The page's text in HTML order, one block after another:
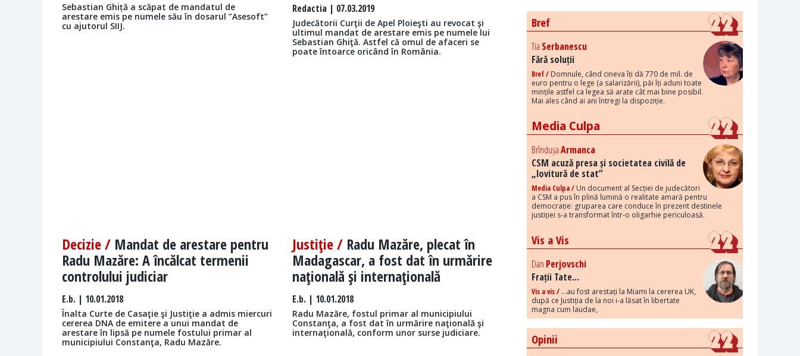
Sebastian Ghiță a scăpat de mandatul de
arestare emis pe numele său în dosarul ”Asesoft”
cu ajutorul SIIJ.
Redactia| 07.03.2019
Judecătorii Curţii de Apel Ploieşti au revocat şi
ultimul mandat de arestare emis pe numele lui
Sebastian Ghiţă. Astfel că omul de afaceri se
poate întoarce oricând în România.
Decizie / Mandat de arestare pentru
Radu Mazăre: A încălcat termenii
controlului judiciar
E.b. | 10.01.2018
Înalta Curte de Casaţie şi Justiţie a admis miercuri
cererea DNA de emitere a unui mandat de
arestare în lipsă pe numele fostului primar al
municipiului Constanţa, Radu Mazăre.
Justiţie / Radu Mazăre, plecat în
Madagascar, a fost dat în urmărire
naţională şi internaţională
E.b. | 10.01.2018
Radu Mazăre, fostul primar al municipiului
Constanţa, a fost dat în urmărire naţională şi
internaţională, conform unor surse judiciare.
Bref
Tia Serbanescu
Fără soluții
Bref / Domnule, când cineva îți dă 770 de mil. de
euro pentru o lege (a salarizării), păi îți aduni toate
mințile astfel ca legea să arate cât mai bine posibil.
Mai ales când ai ani întregi la dispoziție.
Media Culpa
BrîndușaArmanca
CSM acuză presa și societatea civilă de
„lovitură de stat”
Media Culpa / Un document al Secției de judecători
a CSM a pus în plină lumină o realitate amară pentru
democrație: gruparea care conduce în prezent destinele
justiției s-a transformat într-o oligarhie periculoasă.
Vis a Vis
Dan Perjovschi
Frații Tate...
Vis a vis / ...au fost arestați la Miami la cererea UK,
după ce Justiția de la noi i-a lăsat în libertate
magna cum laudae,
Opinii